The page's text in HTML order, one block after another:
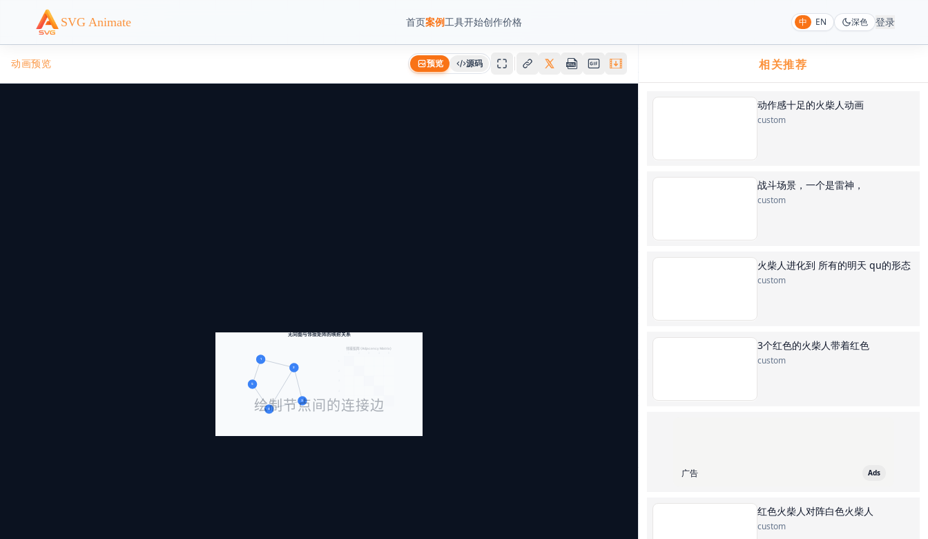
SVG Animate 首页案例工具开始创作价格 中 EN 深色 登录
动画预览 预览 源码 相关推荐
动作感十足的火柴人动画
custom
战斗场景，一个是雷神，
custom
火柴人进化到 所有的明天 qu的形态
custom
3个红色的火柴人带着红色
custom
广告 Ads
红色火柴人对阵白色火柴人
custom